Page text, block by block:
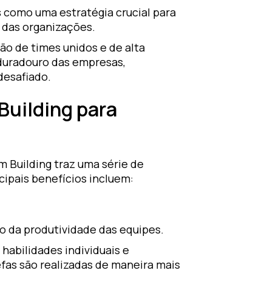
uma estratégia crucial para
organizações.
de times unidos e de alta
das empresas,
para
Building traz uma série de
benefícios incluem:
da produtividade das equipes.
individuais e
são realizadas de maneira mais